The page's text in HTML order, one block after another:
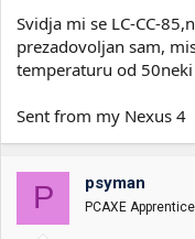
Svidja mi se LC-CC-
prezadovoljan sam,
temperaturu od 50neki
Sent from my Nexus 4
P psyman
PCAXE Apprentice